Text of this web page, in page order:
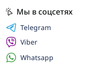
Мы в соцсетях
Telegram
Viber
Whatsapp